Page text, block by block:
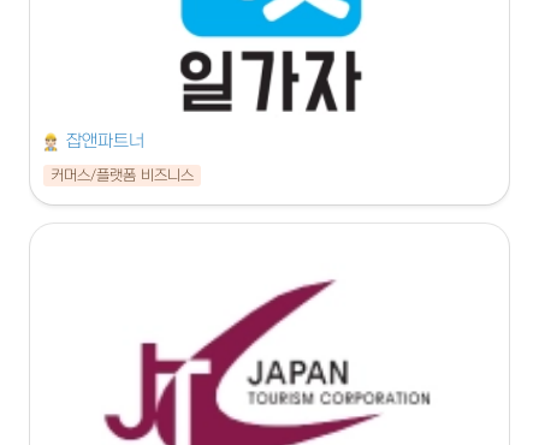
잡앤파트너
커머스/플랫폼 비즈니스